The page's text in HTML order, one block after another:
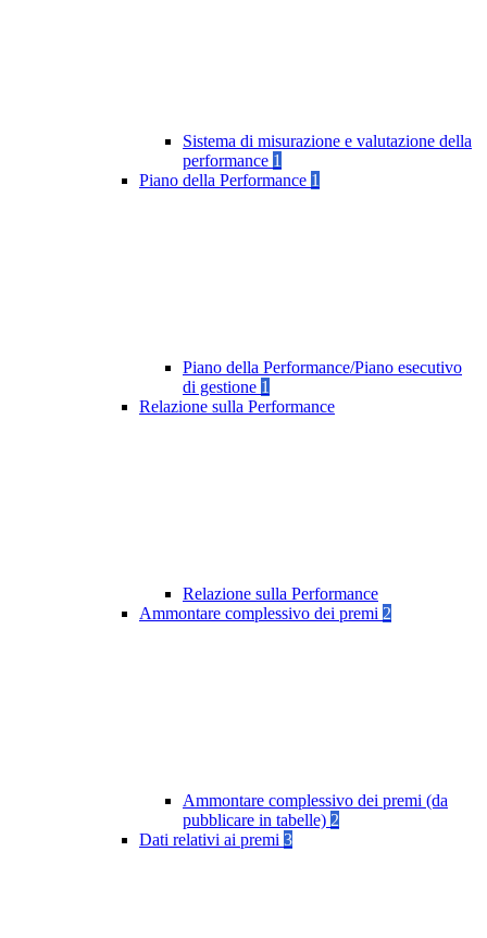
Sistema di misurazione e valutazione della
performance 1
Piano della Performance 1
Piano della Performance/Piano esecutivo
di gestione 1
Relazione sulla Performance
Relazione sulla Performance
Ammontare complessivo dei premi 2
Ammontare complessivo dei premi (da
pubblicare in tabelle) 2
Dati relativi ai premi 3